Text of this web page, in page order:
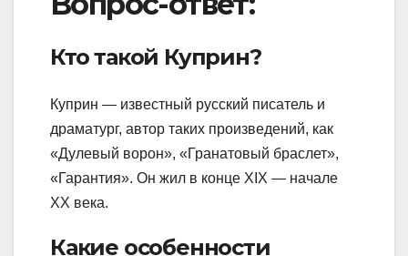
Кто такой Куприн?
Куприн — известный русский писатель и
драматург, автор таких произведений, как
«Дулевый ворон», «Гранатовый браслет»,
«Гарантия». Он жил в конце XIX — начале
XX века.
Какие особенности